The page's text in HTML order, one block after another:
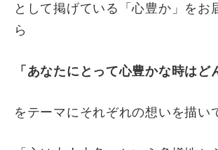
として掲げている「心豊か」をお
ら
「あなたにとって心豊かな時はど
をテーマにそれぞれの想いを描い